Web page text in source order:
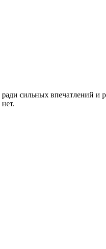
сильных впечатлений